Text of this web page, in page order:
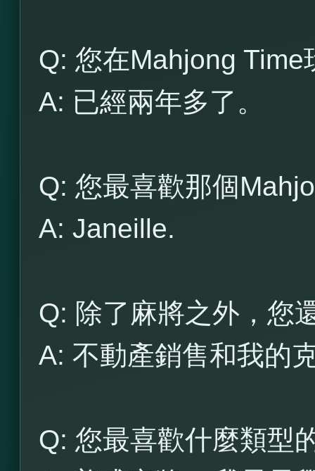
Q: 您在Mahjong Time
A: 已經兩年多了。
Q: 您最喜歡那個
A: Janeille.
Q: 除了麻將之外，您
A: 不動產銷售和我的
Q: 您最喜歡什麼類型